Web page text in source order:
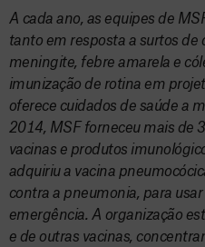
A cada ano, as equipes de
tanto em resposta a surtos de
meningite, febre amarela e
imunização de rotina em
oferece cuidados de saúde a
2014, MSF forneceu mais de
vacinas e produtos
adquiriu a vacina
contra a pneumonia, para
emergência. A organização
e de outras vacinas,